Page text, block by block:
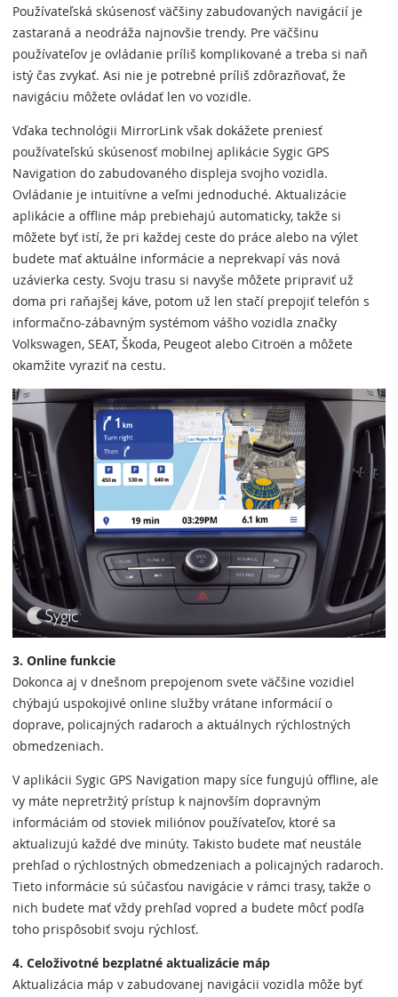
Používateľská skúsenosť väčšiny zabudovaných navigácií je
zastaraná a neodráža najnovšie trendy. Pre väčšinu
používateľov je ovládanie príliš komplikované a treba si naň
istý čas zvykať. Asi nie je potrebné príliš zdôrazňovať, že
navigáciu môžete ovládať len vo vozidle.
Vďaka technológii MirrorLink však dokážete preniesť
používateľskú skúsenosť mobilnej aplikácie Sygic GPS
Navigation do zabudovaného displeja svojho vozidla.
Ovládanie je intuitívne a veľmi jednoduché. Aktualizácie
aplikácie a offline máp prebiehajú automaticky, takže si
môžete byť istí, že pri každej ceste do práce alebo na výlet
budete mať aktuálne informácie a neprekvapí vás nová
uzávierka cesty. Svoju trasu si navyše môžete pripraviť už
doma pri raňajšej káve, potom už len stačí prepojiť telefón s
informačno-zábavným systémom vášho vozidla značky
Volkswagen, SEAT, Škoda, Peugeot alebo Citroën a môžete
okamžite vyraziť na cestu.
3. Online funkcie
Dokonca aj v dnešnom prepojenom svete väčšine vozidiel
chýbajú uspokojivé online služby vrátane informácií o
doprave, policajných radaroch a aktuálnych rýchlostných
obmedzeniach.
V aplikácii Sygic GPS Navigation mapy síce fungujú offline, ale
vy máte nepretržitý prístup k najnovším dopravným
informáciám od stoviek miliónov používateľov, ktoré sa
aktualizujú každé dve minúty. Takisto budete mať neustále
prehľad o rýchlostných obmedzeniach a policajných radaroch.
Tieto informácie sú súčasťou navigácie v rámci trasy, takže o
nich budete mať vždy prehľad vopred a budete môcť podľa
toho prispôsobiť svoju rýchlosť.
4. Celoživotné bezplatné aktualizácie máp
Aktualizácia máp v zabudovanej navigácii vozidla môže byť